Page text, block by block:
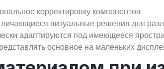
корректировку компонентов
визуальные решения для
адаптируются под имеющееся
основное на маленьких